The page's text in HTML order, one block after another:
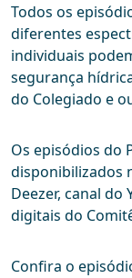
Todos os
diferentes
individuais
segurança
do Colegiado e
Os episódios do
disponibilizados
Deezer, canal do
digitais do
Confira o